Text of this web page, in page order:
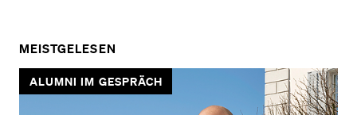
MEISTGELESEN
ALUMNI IM GESPRÄCH